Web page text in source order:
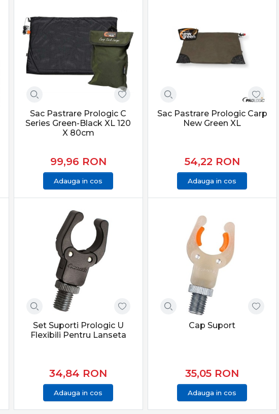
Sac Pastrare Prologic C
Series Green-Black XL 120
X 80cm
99,96 RON
Adauga in cos
Sac Pastrare Prologic Carp
New Green XL
54,22 RON
Adauga in cos
Set Suporti Prologic U
Flexibili Pentru Lanseta
34,84 RON
Adauga in cos
Cap Suport
35,05 RON
Adauga in cos